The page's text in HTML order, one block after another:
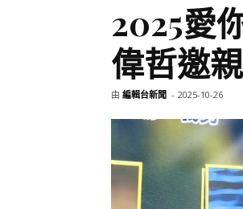
2025愛
偉哲邀
由 編輯台新聞 - 2025-10-26